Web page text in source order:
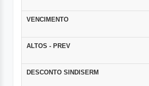
VENCIMENTO
ALTOS - PREV
DESCONTO SINDISERM